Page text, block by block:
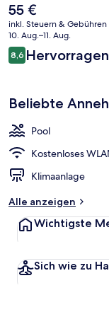
Der
aktuelle
Preis
beträgt
55 €.
55 €
inkl. Steuern & Gebühren
10. Aug.–11. Aug.
Bewertungen
8,68,6 von 10.
Beliebte
Pool
Kostenloses
Klimaanlage
Alle anzeigen
Wichtigste
Sich wie zu